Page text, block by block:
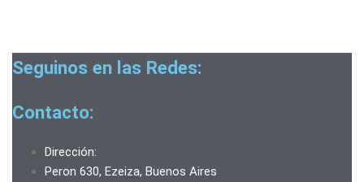
Seguinos en las Redes:
Contacto:
Dirección:
Peron 630, Ezeiza, Buenos Aires